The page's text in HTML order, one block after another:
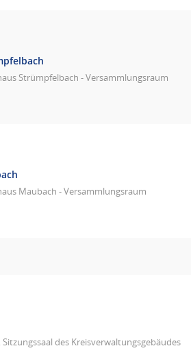
Strümpfelbach - Versammlungsraum
Maubach - Versammlungsraum
Sitzungssaal des Kreisverwaltungsgebäudes